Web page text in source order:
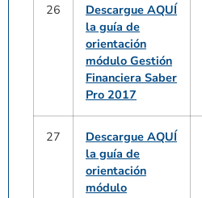
26
Descargue AQUÍ
la guía de
orientación
módulo Gestión
Financiera Saber
Pro 2017
27
Descargue AQUÍ
la guía de
orientación
módulo